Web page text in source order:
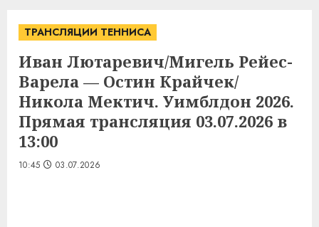
ТРАНСЛЯЦИИ ТЕННИСА
Иван Лютаревич/Мигель Рейес-
Варела — Остин Крайчек/
Никола Мектич. Уимблдон 2026.
Прямая трансляция 03.07.2026 в
13:00
10:45 03.07.2026